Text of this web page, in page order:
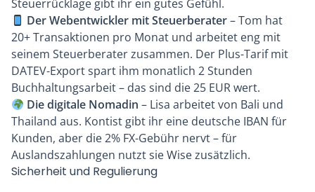
Steuerrücklage gibt ihr ein gutes Gefühl.
Der Webentwickler mit Steuerberater– Tom hat
20+ Transaktionen pro Monat und arbeitet eng mit
seinem Steuerberater zusammen. Der Plus-Tarif mit
DATEV-Export spart ihm monatlich 2 Stunden
Buchhaltungsarbeit – das sind die 25 EUR wert.
Die digitale Nomadin – Lisa arbeitet von Bali und
Thailand aus. Kontist gibt ihr eine deutsche IBAN für
Kunden, aber die 2% FX-Gebühr nervt – für
Auslandszahlungen nutzt sie Wise zusätzlich.
Sicherheit und Regulierung